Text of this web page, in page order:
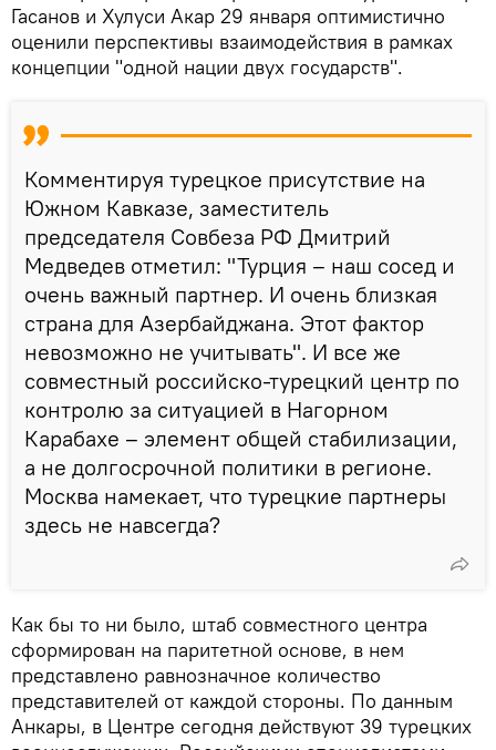
Гасанов и Хулуси Акар 29 января оптимистично
оценили перспективы взаимодействия в рамках
концепции "одной нации двух государств".
Комментируя турецкое присутствие на
Южном Кавказе, заместитель
председателя Совбеза РФ Дмитрий
Медведев отметил: "Турция – наш сосед и
очень важный партнер. И очень близкая
страна для Азербайджана. Этот фактор
невозможно не учитывать". И все же
совместный российско-турецкий центр по
контролю за ситуацией в Нагорном
Карабахе – элемент общей стабилизации,
а не долгосрочной политики в регионе.
Москва намекает, что турецкие партнеры
здесь не навсегда?
Как бы то ни было, штаб совместного центра
сформирован на паритетной основе, в нем
представлено равнозначное количество
представителей от каждой стороны. По данным
Анкары, в Центре сегодня действуют 39 турецких